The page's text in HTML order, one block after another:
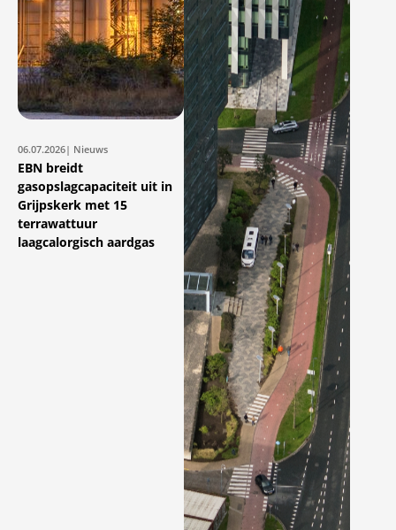
06.07.2026| Nieuws
EBN breidt
gasopslagcapaciteit uit in
Grijpskerk met 15
terrawattuur
laagcalorgisch aardgas